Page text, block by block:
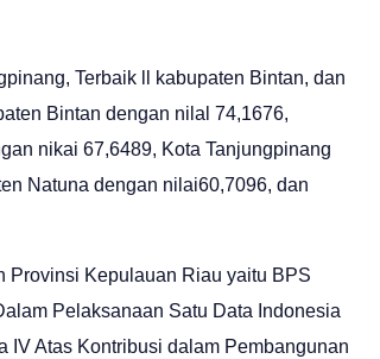
Terbaik ll kabupaten Bintan, dan
Bintan dengan nilal 74,1676,
nikai 67,6489, Kota Tanjungpinang
Natuna dengan nilai60,7096, dan
Provinsi Kepulauan Riau yaitu BPS
Pelaksanaan Satu Data Indonesia
Atas Kontribusi dalam Pembangunan